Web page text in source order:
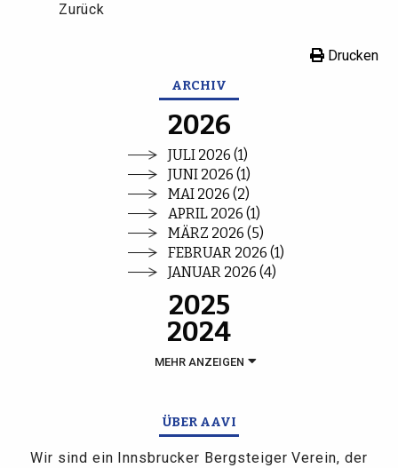
Zurück
Drucken
ARCHIV
2026
JULI 2026 (1)
JUNI 2026 (1)
MAI 2026 (2)
APRIL 2026 (1)
MÄRZ 2026 (5)
FEBRUAR 2026 (1)
JANUAR 2026 (4)
2025
2024
MEHR ANZEIGEN
ÜBER AAVI
Wir sind ein Innsbrucker Bergsteiger Verein, der